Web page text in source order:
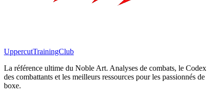
UppercutTrainingClub
La référence ultime du Noble Art. Analyses de combats, le Codex
des combattants et les meilleurs ressources pour les passionnés de
boxe.